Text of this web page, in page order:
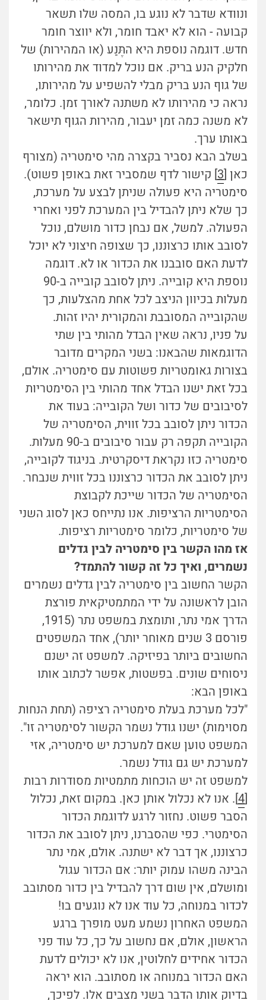
ונוודא שדבר לא נוגע בו, המסה שלו תשאר
קבועה - הוא לא יאבד חומר, ולא יווצר חומר
חדש. דוגמה נוספת היא התֶּנַע (או המהירות) של
חלקיק הנע בריק. אם נוכל למדוד את מהירותו
של גוף הנע בריק מבלי להשפיע על מהירותו,
נראה כי מהירותו לא משתנה לאורך זמן. כלומר,
לא משנה כמה זמן יעבור, מהירות הגוף תישאר
באותו ערך.
בשלב הבא נסביר בקצרה מהי סימטריה (מצורף
כאן [3] קישור לדף שמסביר זאת באופן פשוט).
סימטריה היא פעולה שניתן לבצע על מערכת,
כך שלא ניתן להבדיל בין המערכת לפני ואחרי
הפעולה. למשל, אם נבחן כדור מושלם, נוכל
לסובב אותו כרצוננו, כך שצופה חיצוני לא יוכל
לדעת האם סובבנו את הכדור או לא. דוגמה
נוספת היא קובייה. ניתן לסובב קובייה ב-90
מעלות בכיוון הניצב לכל אחת מהצלעות, כך
שהקובייה המסובבת והמקורית יהיו זהות.
על פניו, נראה שאין הבדל מהותי בין שתי
הדוגמאות שהבאנו: בשני המקרים מדובר
בצורות גאומטריות פשוטות עם סימטריה. אולם,
בכל זאת ישנו הבדל אחד מהותי בין הסימטריות
לסיבובים של כדור ושל הקובייה: בעוד את
הכדור ניתן לסובב בכל זווית, הסימטריה של
הקובייה תקפה רק עבור סיבובים ב-90 מעלות.
סימטריה כזו נקראת דיסקרטית. בניגוד לקובייה,
ניתן לסובב את הכדור כרצוננו בכל זווית שנבחר.
הסימטריה של הכדור שייכת לקבוצת
הסימטריות הרציפות. אנו נתייחס כאן לסוג השני
של סימטריות, כלומר סימטריות רציפות.
אז מהו הקשר בין סימטריה לבין גדלים
נשמרים, ואיך כל זה קשור להתמד?
הקשר החשוב בין סימטריה לבין גדלים נשמרים
הובן לראשונה על ידי המתמטיקאית פורצת
הדרך אמי נתר, ותומצת במשפט נתר (1915,
פורסם 3 שנים מאוחר יותר), אחד המשפטים
החשובים ביותר בפיזיקה. למשפט זה ישנם
ניסוחים שונים. בפשטות, אפשר לכתוב אותו
באופן הבא:
"לכל מערכת בעלת סימטריה רציפה (תחת הנחות
מסוימות) ישנו גודל נשמר הקשור לסימטריה זו".
המשפט טוען שאם למערכת יש סימטריה, אזי
למערכת יש גם גודל נשמר.
למשפט זה יש הוכחות מתמטיות מסודרות רבות
[
4]. אנו לא נכלול אותן כאן. במקום זאת, נכלול
הסבר פשוט. נחזור לרגע לדוגמת הכדור
הסימטרי. כפי שהסברנו, ניתן לסובב את הכדור
כרצוננו, אך דבר לא ישתנה. אולם, אמי נתר
הבינה משהו עמוק יותר: אם הכדור עגול
ומושלם, אין שום דרך להבדיל בין כדור מסתובב
לכדור במנוחה, כל עוד אנו לא נוגעים בו!
המשפט האחרון נשמע מעט מופרך ברגע
הראשון, אולם, אם נחשוב על כך, כל עוד פני
הכדור אחידים לחלוטין, אנו לא יכולים לדעת
האם הכדור במנוחה או מסתובב. הוא יראה
בדיוק אותו הדבר בשני מצבים אלו. לפיכך,